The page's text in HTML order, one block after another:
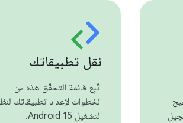
نقل تطبيقاتك
اتّبِع قائمة التحقّق هذه من
الخطوات لإعداد تطبيقاتك
التشغيل Android 15.